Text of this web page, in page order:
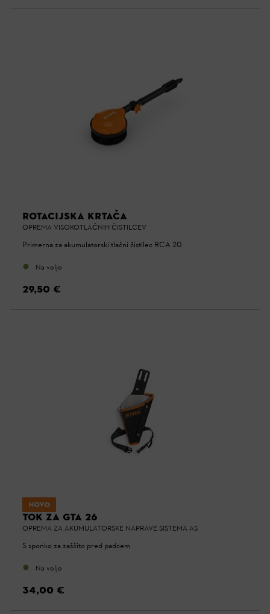
ROTACIJSKA KRTAČA
OPREMA VISOKOTLAČNIH ČISTILCEV
Primerna za akumulatorski tlačni čistilec RCA 20
Na voljo
29,50 €
NOVO
TOK ZA GTA 26
OPREMA ZA AKUMULATORSKE NAPRAVE SISTEMA AS
S sponko za zaščito pred padcem
Na voljo
34,00 €